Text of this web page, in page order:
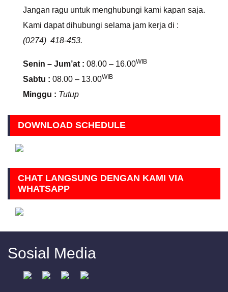
Jangan ragu untuk menghubungi kami kapan saja.
Kami dapat dihubungi selama jam kerja di :
(0274) 418-453.
Senin – Jum’at : 08.00 – 16.00WIB
Sabtu : 08.00 – 13.00WIB
Minggu : Tutup
DOWNLOAD SCHEDULE
CHAT LANGSUNG DENGAN KAMI VIA
WHATSAPP
Sosial Media